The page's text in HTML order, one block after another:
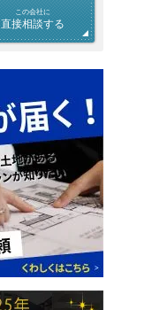
この会社に
直接相談する